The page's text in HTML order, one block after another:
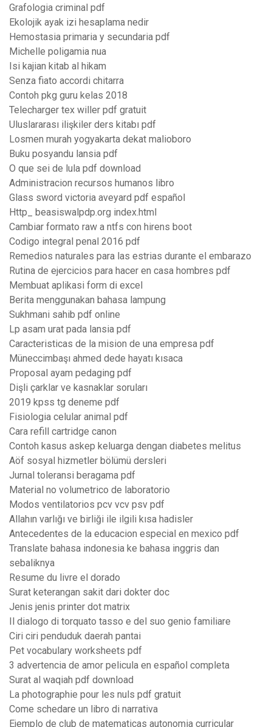
Grafologia criminal pdf
Ekolojik ayak izi hesaplama nedir
Hemostasia primaria y secundaria pdf
Michelle poligamia nua
Isi kajian kitab al hikam
Senza fiato accordi chitarra
Contoh pkg guru kelas 2018
Telecharger tex willer pdf gratuit
Uluslararası ilişkiler ders kitabı pdf
Losmen murah yogyakarta dekat malioboro
Buku posyandu lansia pdf
O que sei de lula pdf download
Administracion recursos humanos libro
Glass sword victoria aveyard pdf español
Http_ beasiswalpdp.org index.html
Cambiar formato raw a ntfs con hirens boot
Codigo integral penal 2016 pdf
Remedios naturales para las estrias durante el embarazo
Rutina de ejercicios para hacer en casa hombres pdf
Membuat aplikasi form di excel
Berita menggunakan bahasa lampung
Sukhmani sahib pdf online
Lp asam urat pada lansia pdf
Caracteristicas de la mision de una empresa pdf
Müneccimbaşı ahmed dede hayatı kısaca
Proposal ayam pedaging pdf
Dişli çarklar ve kasnaklar soruları
2019 kpss tg deneme pdf
Fisiologia celular animal pdf
Cara refill cartridge canon
Contoh kasus askep keluarga dengan diabetes melitus
Aöf sosyal hizmetler bölümü dersleri
Jurnal toleransi beragama pdf
Material no volumetrico de laboratorio
Modos ventilatorios pcv vcv psv pdf
Allahın varlığı ve birliği ile ilgili kısa hadisler
Antecedentes de la educacion especial en mexico pdf
Translate bahasa indonesia ke bahasa inggris dan
sebaliknya
Resume du livre el dorado
Surat keterangan sakit dari dokter doc
Jenis jenis printer dot matrix
Il dialogo di torquato tasso e del suo genio familiare
Ciri ciri penduduk daerah pantai
Pet vocabulary worksheets pdf
3 advertencia de amor pelicula en español completa
Surat al waqiah pdf download
La photographie pour les nuls pdf gratuit
Come schedare un libro di narrativa
Ejemplo de club de matematicas autonomia curricular